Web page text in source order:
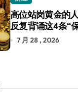
高位站岗黄金的
反复背诵这4条“
7 月 28 , 2026